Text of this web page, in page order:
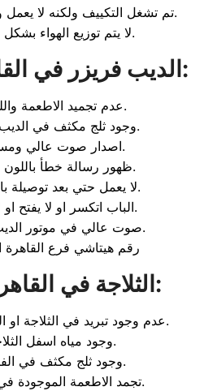
تم تشغل التكييف ولكنه لا يعمل ولا يبرد الغرفة.
لا يتم توزيع الهواء بشكل صحيح.
الديب فريزر في :
عدم تجميد الاطعمة واللحوم.
وجود ثلج مكثف في الديب فريزر.
اصدار صوت عالي ومستمر.
ظهور رسالة خطأ باللون الاحمر.
لا يعمل حتي بعد توصيلة بالكهرباء.
الباب اتكسر او لا يفتح او لا يغلق.
صوت عالي في موتور الديب فريزر.
رقم هيتاشي فرع القاهرة
الثلاجة في :
عدم وجود تبريد في الثلاجة او التبريد ضعيف.
وجود مياه اسفل الثلاجة.
وجود ثلج مكثف في الفريزر.
تجمد الاطعمة الموجودة في الثلاجة.